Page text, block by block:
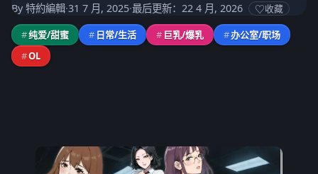
By 特約編輯·31 7 月, 2025·最后更新：22 4 月, 2026 收藏
#纯爱/甜蜜 # 日常/生活 # 巨乳/爆乳 #办公室/职场
#OL